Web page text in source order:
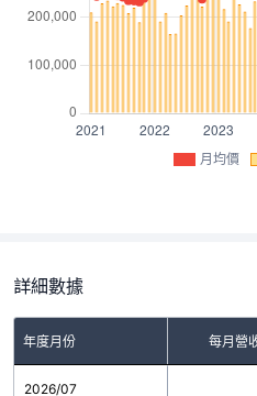
月均價
詳細數據
年度月份 每月營
2026/07